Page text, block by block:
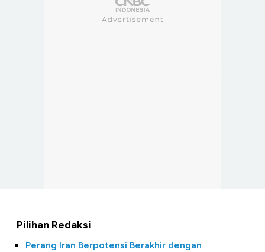
Pilihan Redaksi
Perang Iran Berpotensi Berakhir dengan